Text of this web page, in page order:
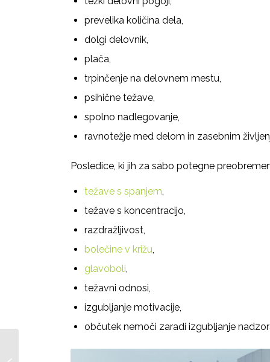
prevelika količina dela,
dolgi delovnik,
plača,
trpinčenje na delovnem mestu,
psihične težave,
spolno nadlegovanje,
ravnotežje med delom in zasebnim
Posledice, ki jih za sabo potegne
težave s spanjem,
težave s koncentracijo,
razdražljivost,
bolečine v križu,
glavoboli,
težavni odnosi,
izgubljanje motivacije,
občutek nemoči zaradi izgubljanje